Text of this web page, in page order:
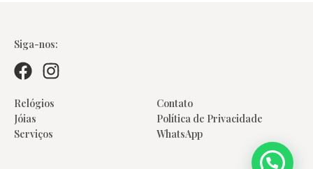
Siga-nos:
Relógios
Jóias
Serviços
Contato
Política de Privacidade
WhatsApp